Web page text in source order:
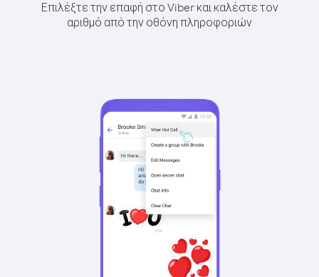
Επιλέξτε την επαφή στο Viber και καλέστε τον
αριθμό από την οθόνη πληροφοριών